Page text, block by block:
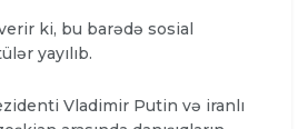
ki, bu barədə sosial
yayılıb.
Vladimir Putin və iranlı